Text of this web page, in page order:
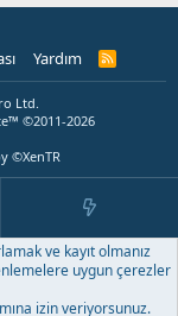
Yardım
R
Ltd.
©2011-2026
©XenTR
ve kayıt olmanız
uygun çerezler
izin veriyorsunuz.